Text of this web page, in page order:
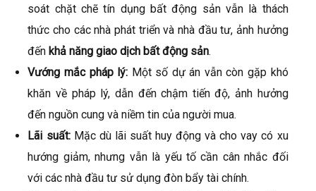
soát chặt chẽ tín dụng bất động sản vẫn là thách
thức cho các nhà phát triển và nhà đầu tư, ảnh hưởng
đếnkhả năng giao dịch bất động sản.
Vướng mắc pháp lý: Một số dự án vẫn còn gặp khó
khăn về pháp lý, dẫn đến chậm tiến độ, ảnh hưởng
đến nguồn cung và niềm tin của người mua.
Lãi suất:Mặc dù lãi suất huy động và cho vay có xu
hướng giảm, nhưng vẫn là yếu tố cần cân nhắc đối
với các nhà đầu tư sử dụng đòn bẩy tài chính.